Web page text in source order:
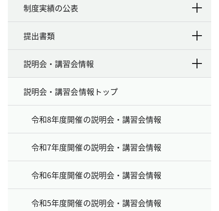
制度実績の公表
提出書類
説明会・講習会情報
説明会・講習会情報トップ
令和8年度開催の説明会・講習会情報
令和7年度開催の説明会・講習会情報
令和6年度開催の説明会・講習会情報
令和5年度開催の説明会・講習会情報